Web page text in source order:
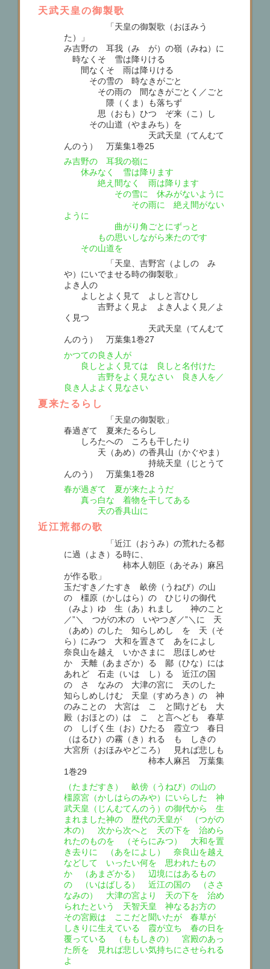
天武天皇の御製歌
「天皇の御製歌（おほみう
た）」
み吉野の 耳我（みゝが）の嶺（みね）に
時なくそ 雪は降りける
間なくそ 雨は降りける
その雪の 時なきがごと
その雨の 間なきがごとく／ごと
隈（くま）も落ちず
思（おも）ひつゝぞ来（こ）し
その山道（やまみち）を
天武天皇（てんむて
んのう） 万葉集1巻25
み吉野の 耳我の嶺に
休みなく 雪は降ります
絶え間なく 雨は降ります
その雪に 休みがないように
その雨に 絶え間がない
ように
曲がり角ごとにずっと
もの思いしながら来たのです
その山道を
「天皇、吉野宮（よしのゝみ
や）にいでませる時の御製歌」
よき人の
よしとよく見て よしと言ひし
吉野よく見よ よき人よく見／よ
く見つ
天武天皇（てんむて
んのう） 万葉集1巻27
かつての良き人が
良しとよく見ては 良しと名付けた
吉野をよく見なさい 良き人を／
良き人よよく見なさい
夏来たるらし
「天皇の御製歌」
春過ぎて 夏来たるらし
しろたへの ころも干したり
天（あめ）の香具山（かぐやま）
持統天皇（じとうて
んのう） 万葉集1巻28
春が過ぎて 夏が来たようだ
真っ白な 着物を干してある
天の香具山に
近江荒都の歌
「近江（おうみ）の荒れたる都
に過（よき）る時に、
柿本人朝臣（あそみ）麻呂
が作る歌」
玉だすき／たすき 畝傍（うねび）の山
の 橿原（かしはら）の ひじりの御代
（みよ）ゆ 生（あ）れましゝ 神のこと
／”＼ つがの木の いやつぎ／”＼に 天
（あめ）のした 知らしめしゝを 天（そ
ら）にみつ 大和を置きて あをによし
奈良山を越え いかさまに 思ほしめせ
か 天離（あまざか）る 鄙（ひな）には
あれど 石走（いはゞし）る 近江の国
の さゝなみの 大津の宮に 天のした
知らしめしけむ 天皇（すめろき）の 神
のみことの 大宮は こゝと聞けども 大
殿（おほとの）は こゝと言へども 春草
の しげく生（お）ひたる 霞立つ 春日
（はるひ）の霧（き）れる もゝしきの
大宮所（おほみやどころ） 見れば悲しも
柿本人麻呂 万葉集
1巻29
（たまだすき） 畝傍（うねび）の山の
橿原宮（かしはらのみや）にいらした 神
武天皇（じんむてんのう）の御代から 生
まれました神の 歴代の天皇が （つがの
木の） 次から次へと 天の下を 治めら
れたのものを （そらにみつ） 大和を置
き去りに （あをによし） 奈良山を越え
などして いったい何を 思われたもの
か （あまざかる） 辺境にはあるもの
の （いはばしる） 近江の国の （ささ
なみの） 大津の宮より 天の下を 治め
られたという 天智天皇 神なるお方の
その宮殿は ここだと聞いたが 春草が
しきりに生えている 霞が立ち 春の日を
覆っている （ももしきの） 宮殿のあっ
た所を 見れば悲しい気持ちにさせられる
よ